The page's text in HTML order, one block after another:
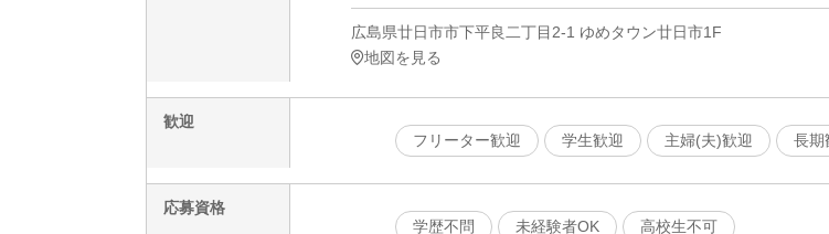
広島県廿日市市下平良二丁目2-1 ゆめタウン廿日市1F
地図を見る
歓迎
フリーター歓迎
学生歓迎 主婦(夫)歓迎 長期
応募資格
学歴不問
未経験者OK 高校生不可